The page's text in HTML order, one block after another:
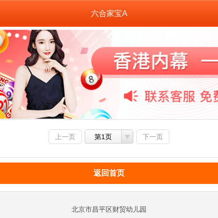
六合家宝A
上一页 第1页 下一页
返回首页
北京市昌平区财贸幼儿园